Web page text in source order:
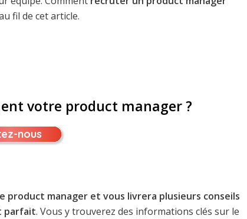
fil de cet article.
votre product manager ?
nous
product manager et vous livrera plusieurs conseils
parfait. Vous y trouverez des informations clés sur le